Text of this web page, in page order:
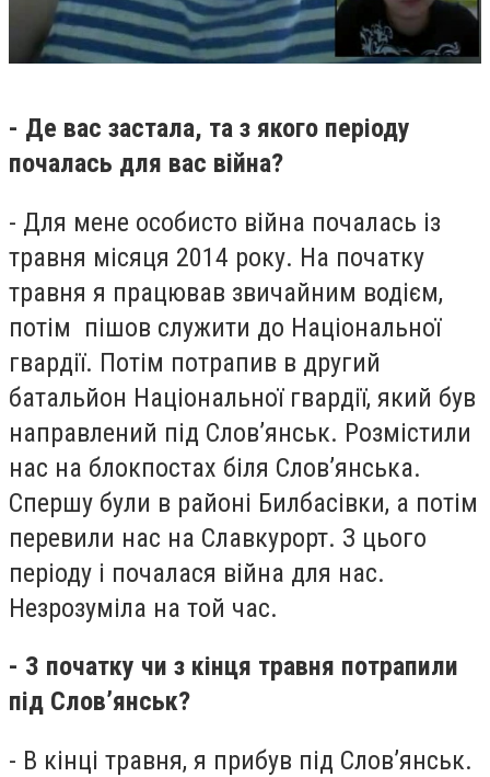
- Де вас застала, та з якого періоду
почалась для вас війна?
- Для мене особисто війна почалась із
травня місяця 2014 року. На початку
травня я працював звичайним водієм,
потім пішов служити до Національної
гвардії. Потім потрапив в другий
батальйон Національної гвардії, який був
направлений під Слов’янськ. Розмістили
нас на блокпостах біля Слов’янська.
Спершу були в районі Билбасівки, а потім
перевили нас на Славкурорт. З цього
періоду і почалася війна для нас.
Незрозуміла на той час.
- З початку чи з кінця травня потрапили
під Слов’янськ?
- В кінці травня, я прибув під Слов’янськ.